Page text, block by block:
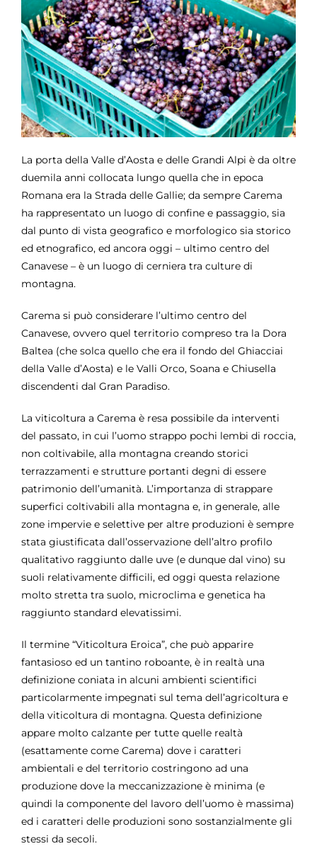
La porta della Valle d’Aosta e delle Grandi Alpi è da oltre
duemila anni collocata lungo quella che in epoca
Romana era la Strada delle Gallie; da sempre Carema
ha rappresentato un luogo di confine e passaggio, sia
dal punto di vista geografico e morfologico sia storico
ed etnografico, ed ancora oggi – ultimo centro del
Canavese – è un luogo di cerniera tra culture di
montagna.
Carema si può considerare l’ultimo centro del
Canavese, ovvero quel territorio compreso tra la Dora
Baltea (che solca quello che era il fondo del Ghiacciai
della Valle d’Aosta) e le Valli Orco, Soana e Chiusella
discendenti dal Gran Paradiso.
La viticoltura a Carema è resa possibile da interventi
del passato, in cui l’uomo strappo pochi lembi di roccia,
non coltivabile, alla montagna creando storici
terrazzamenti e strutture portanti degni di essere
patrimonio dell’umanità. L’importanza di strappare
superfici coltivabili alla montagna e, in generale, alle
zone impervie e selettive per altre produzioni è sempre
stata giustificata dall’osservazione dell’altro profilo
qualitativo raggiunto dalle uve (e dunque dal vino) su
suoli relativamente difficili, ed oggi questa relazione
molto stretta tra suolo, microclima e genetica ha
raggiunto standard elevatissimi.
Il termine “Viticoltura Eroica”, che può apparire
fantasioso ed un tantino roboante, è in realtà una
definizione coniata in alcuni ambienti scientifici
particolarmente impegnati sul tema dell’agricoltura e
della viticoltura di montagna. Questa definizione
appare molto calzante per tutte quelle realtà
(esattamente come Carema) dove i caratteri
ambientali e del territorio costringono ad una
produzione dove la meccanizzazione è minima (e
quindi la componente del lavoro dell’uomo è massima)
ed i caratteri delle produzioni sono sostanzialmente gli
stessi da secoli.